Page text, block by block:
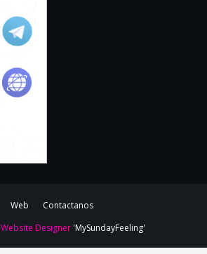
Web
Contactanos
Website Designer 'MySundayFeeling'